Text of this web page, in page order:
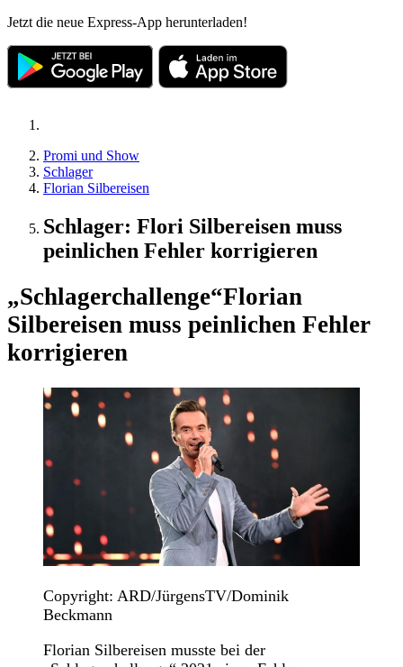
Jetzt die neue Express-App herunterladen!
Promi und Show
Schlager
Florian Silbereisen
Schlager: Flori Silbereisen muss
peinlichen Fehler korrigieren
„Schlagerchallenge“Florian
Silbereisen muss peinlichen Fehler
korrigieren
Copyright: ARD/JürgensTV/Dominik
Beckmann
Florian Silbereisen musste bei der